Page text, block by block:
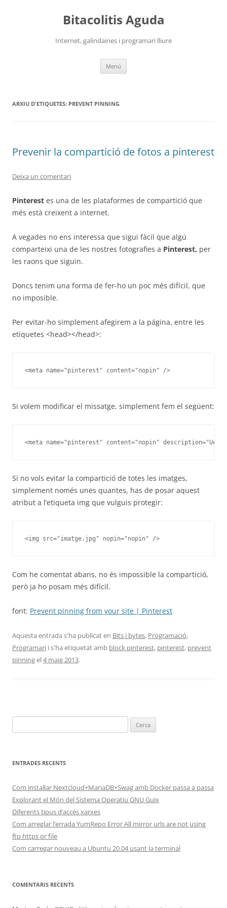
Bitacolitis Aguda
Internet, galindaines i programari lliure
Menú
ARXIU D'ETIQUETES: PREVENT PINNING
Prevenir la compartició de fotos a pinterest
Deixa un comentari
Pinterest es una de les plataformes de compartició que
més està creixent a internet.
A vegades no ens interessa que sigui fàcil que algú
comparteixi una de les nostres fotografies a Pinterest, per
les raons que siguin.
Doncs tenim una forma de fer-ho un poc més difícil, que
no imposible.
Per evitar-ho simplement afegirem a la página, entre les
etiquetes <head></head>:
<meta name="pinterest" content="nopin" />
Si volem modificar el missatge, simplement fem el següent:
<meta name="pinterest" content="nopin"
Si no vols evitar la compartició de totes les imatges,
simplement només unes quantes, has de posar aquest
atribut a l’etiqueta img que vulguis protegir:
<img src="imatge.jpg" nopin="nopin" />
Com he comentat abans, no és impossible la compartició,
però ja ho posam més difícil.
font: Prevent pinning from your site | Pinterest
Aquesta entrada s'ha publicat en Bits i bytes, Programació,
Programari i s'ha etiquetat amb block pinterest, pinterest, prevent
pinningel4 maig 2013.
ENTRADES RECENTS
Com instal·lar Nextcloud+MariaDB+Swag amb Docker passa a passa
Explorant el Món del Sistema Operatiu GNU Guix
Diferents tipus d’accés xarxes
Com arreglar l’errada YumRepo Error All mirror urls are not using
ftp https or file
Com carregar nouveau a Ubuntu 20.04 usant la terminal
COMENTARIS RECENTS